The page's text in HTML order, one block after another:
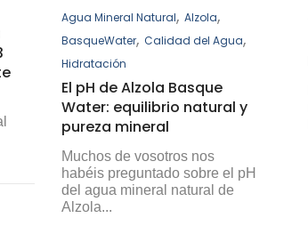
Agua Mineral Natural,Alzola,
BasqueWater,Calidad del Agua,
Hidratación
El pH de Alzola Basque
Water: equilibrio natural y
pureza mineral
Muchos de vosotros nos
habéis preguntado sobre el pH
del agua mineral natural de
Alzola...